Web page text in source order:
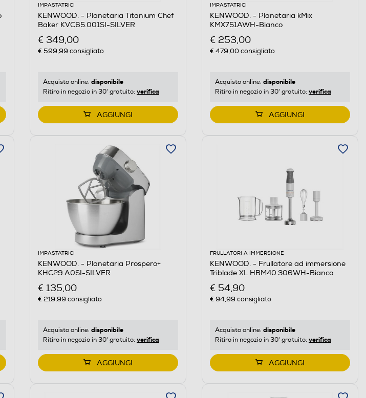
IMPASTATRICI
KENWOOD. - Planetaria Titanium Chef
Baker KVC65.001SI-SILVER
€ 349,00
€ 599,99 consigliato
Acquisto online: disponibile
Ritiro in negozio in 30' gratuito: verifica
AGGIUNGI
IMPASTATRICI
KENWOOD. - Planetaria kMix
KMX751AWH-Bianco
€ 253,00
€ 479,00consigliato
Acquisto online: disponibile
Ritiro in negozio in 30' gratuito: verifica
AGGIUNGI
IMPASTATRICI
KENWOOD. - Planetaria Prospero+
KHC29.A0SI-SILVER
€ 135,00
€ 219,99 consigliato
Acquisto online: disponibile
Ritiro in negozio in 30' gratuito: verifica
AGGIUNGI
FRULLATORI A IMMERSIONE
KENWOOD. - Frullatore ad immersione
Triblade XL HBM40.306WH-Bianco
€ 54,90
€ 94,99 consigliato
Acquisto online: disponibile
Ritiro in negozio in 30' gratuito: verifica
AGGIUNGI